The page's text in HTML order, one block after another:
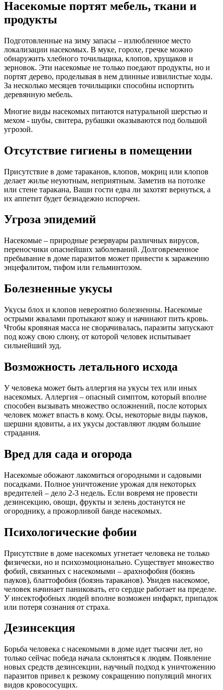
Насекомые портят мебель, ткани и
продукты
Подготовленные на зиму запасы – излюбленное место
локализации насекомых. В муке, горохе, гречке можно
обнаружить хлебного точильщика, клопов, хрущаков и
зерновок. Эти насекомые не только поедают продукты, но и
портят дерево, проделывая в нем длинные извилистые ходы.
За несколько месяцев точильщики способны испортить
деревянную мебель.
Многие виды насекомых питаются натуральной шерстью и
мехом - шубы, свитера, рубашки оказываются под большой
угрозой.
Отсутствие гигиены в помещении
Присутствие в доме тараканов, клопов, мокриц или клопов
делает жилье неуютным, неприятным. Заметив на потолке
или стене таракана, Ваши гости едва ли захотят вернуться, а
их аппетит будет безнадежно испорчен.
Угроза эпидемий
Насекомые – природные резервуары различных вирусов,
переносчики опаснейших заболеваний. Долговременное
пребывание в доме паразитов может привести к заражению
энцефалитом, тифом или гельминтозом.
Болезненные укусы
Укусы блох и клопов невероятно болезненны. Насекомые
острыми жвалами протыкают кожу и начинают пить кровь.
Чтобы кровяная масса не сворачивалась, паразиты запускают
под кожу свою слюну, от которой человек испытывает
сильнейший зуд.
Возможность летального исхода
У человека может быть аллергия на укусы тех или иных
насекомых. Аллергия – опасный симптом, который вполне
способен вызывать множество осложнений, после которых
человек может впасть в кому. Осы, некоторые виды пауков,
шершни ядовиты, а их укусы доставляют людям большие
страдания.
Вред для сада и огорода
Насекомые обожают лакомиться огородными и садовыми
посадками. Полное уничтожение урожая для некоторых
вредителей – дело 2-3 недель. Если вовремя не провести
дезинсекцию, овощи, фрукты и зелень достанутся не
огороднику, а прожорливой банде насекомых.
Психологические фобии
Присутствие в доме насекомых угнетает человека не только
физически, но и психоэмоционально. Существует множество
фобий, связанных с насекомыми – арахнофобия (боязнь
пауков), блаттофобия (боязнь тараканов). Увидев насекомое,
человек начинает паниковать, его сердце работает на пределе.
У инсектофобных людей вполне возможен инфаркт, припадок
или потеря сознания от страха.
Дезинсекция
Борьба человека с насекомыми в доме идет тысячи лет, но
только сейчас победа начала склоняться к людям. Появление
новых средств дезинсекции, научный подход к уничтожению
паразитов привел к резкому сокращению популяций многих
видов кровососущих.